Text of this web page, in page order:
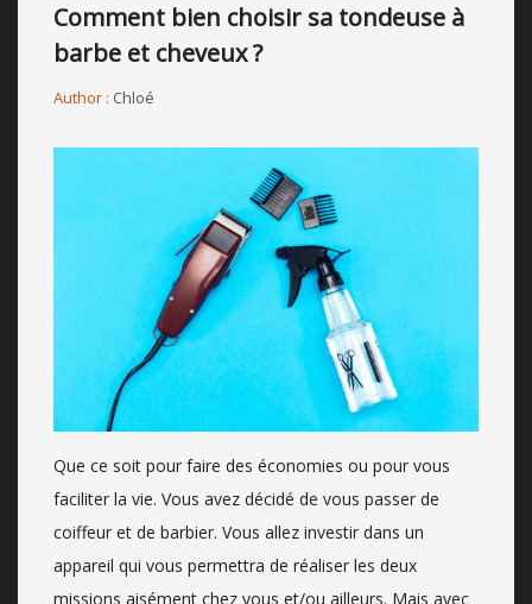
Comment bien choisir sa tondeuse à
barbe et cheveux ?
Author : Chloé
Que ce soit pour faire des économies ou pour vous
faciliter la vie. Vous avez décidé de vous passer de
coiffeur et de barbier. Vous allez investir dans un
appareil qui vous permettra de réaliser les deux
missions aisément chez vous et/ou ailleurs. Mais avec